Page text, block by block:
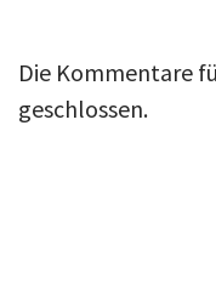
Die Kommentare
geschlossen.